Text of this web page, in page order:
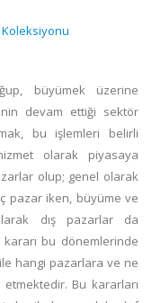
Koleksiyonu
büyümek üzerine
devam ettiği sektör
bu işlemleri belirli
olarak piyasaya
olup; genel olarak
pazar iken, büyüme ve
dış pazarlar da
bu dönemlerinde
hangi pazarlara ve ne
Bu kararları